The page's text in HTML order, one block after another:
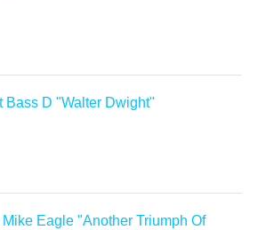
Bass D "Walter Dwight"
Eagle "Another Triumph Of